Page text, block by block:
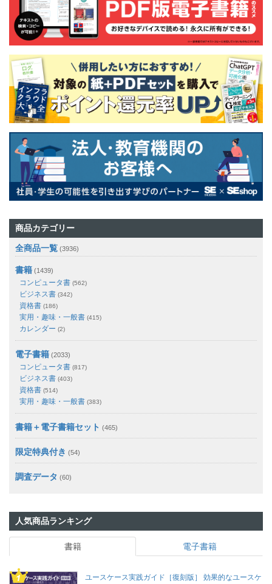
商品カテゴリー
全商品一覧 (3936)
書籍 (1439)
コンピュータ書 (562)
ビジネス書 (342)
資格書 (186)
実用・趣味・一般書 (415)
カレンダー (2)
電子書籍 (2033)
コンピュータ書 (817)
ビジネス書 (403)
資格書 (514)
実用・趣味・一般書 (383)
書籍＋電子書籍セット (465)
限定特典付き (54)
調査データ (60)
人気商品ランキング
書籍 電子書籍
ユースケース実践ガイド［復刻版］ 効果的なユースケ